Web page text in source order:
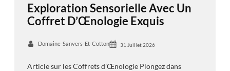
Exploration Sensorielle Avec Un
Coffret D’Œnologie Exquis
Domaine-Sanvers-Et-Cotton 31 Juillet 2026
Article sur les Coffrets d’Œnologie Plongez dans